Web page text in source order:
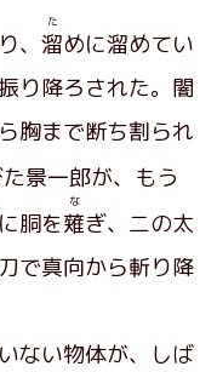
溜
た
めに溜めてい
り降ろされた。闇
胸まで断ち割られ
景一郎が、もう
胴を薙
な
ぎ、二の太
で真向から斬り降
ない物体が、しば